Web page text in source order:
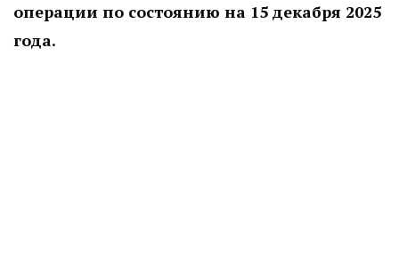
операции по состоянию на 15 декабря 2025
года.